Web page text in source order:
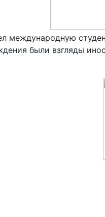
международную
были взгляды